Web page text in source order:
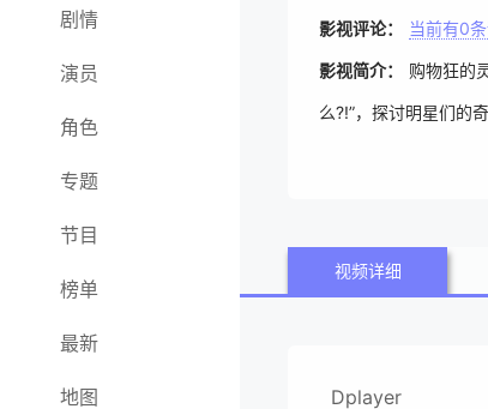
剧情
演员
角色
专题
节目
榜单
最新
地图
影视评论： 当前有0条
影视简介： 购物狂的
么?!”，探讨明星们的
视频详细
Dplayer